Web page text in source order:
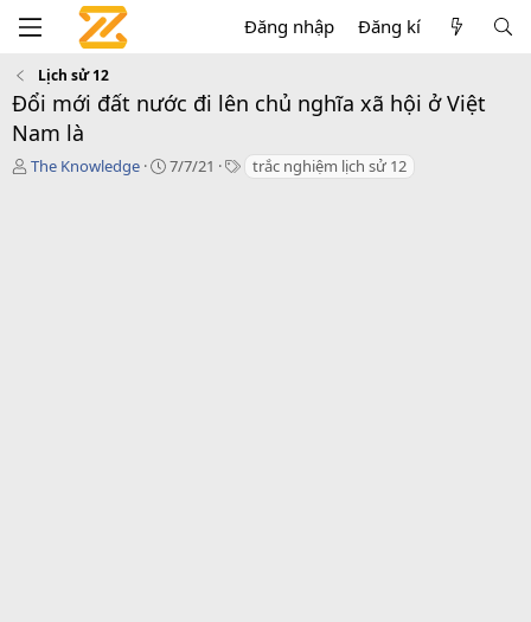
Đăng nhập Đăng kí
Lịch sử 12
Đổi mới đất nước đi lên chủ nghĩa xã hội ở Việt
Nam là
T
The Knowledge
C
7/7/21
T trắc nghiệm lịch sử 12